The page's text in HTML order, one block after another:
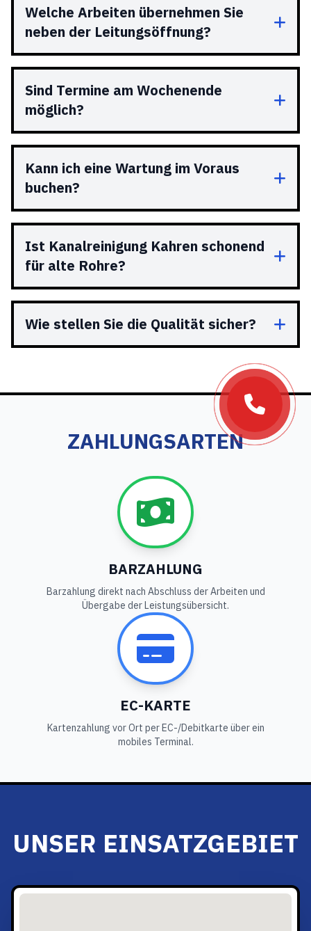
Welche Arbeiten übernehmen Sie
neben der Leitungsöffnung?
Sind Termine am Wochenende
möglich?
Kann ich eine Wartung im Voraus
buchen?
Ist Kanalreinigung Kahren schonend
für alte Rohre?
Wie stellen Sie die Qualität sicher?
ZAHLUNGSARTEN
BARZAHLUNG
Barzahlung direkt nach Abschluss der Arbeiten und
Übergabe der Leistungsübersicht.
EC-KARTE
Kartenzahlung vor Ort per EC-/Debitkarte über ein
mobiles Terminal.
UNSER EINSATZGEBIET